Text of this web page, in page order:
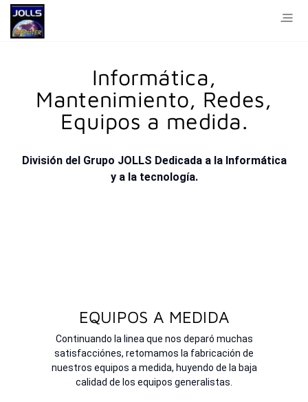
Informática,
Mantenimiento, Redes,
Equipos a medida.
División del Grupo JOLLS Dedicada a la Informática
y a la tecnología.
EQUIPOS A MEDIDA
Continuando la linea que nos deparó muchas
satisfacciónes, retomamos la fabricación de
nuestros equipos a medida, huyendo de la baja
calidad de los equipos generalistas.